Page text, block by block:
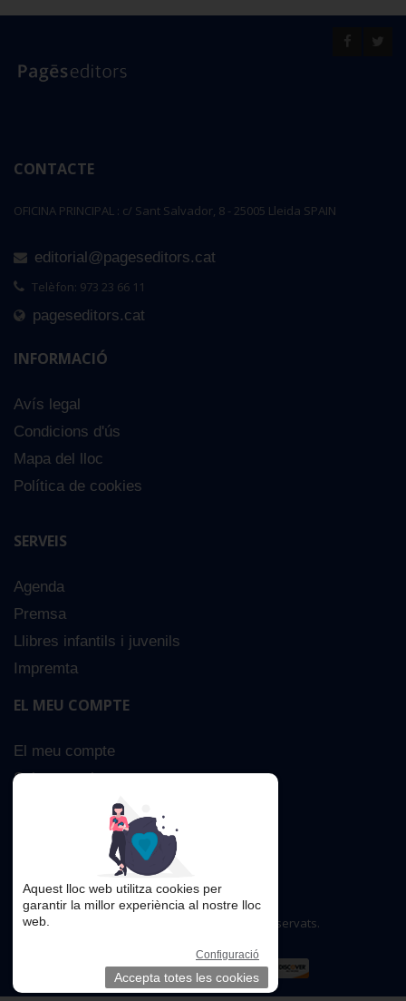
CONTACTE
OFICINA PRINCIPAL : c/ Sant Salvador, 8 - 25005 Lleida SPAIN
editorial@pageseditors.cat
Telèfon: 973 23 66 11
pageseditors.cat
INFORMACIÓ
Avís legal
Condicions d'ús
Mapa del lloc
Política de cookies
SERVEIS
Agenda
Premsa
Llibres infantils i juvenils
Impremta
EL MEU COMPTE
El meu compte
Sobre nosaltres
Cerca Avançada
Copyright © 2016. Tots els drets reservats.
Aquest lloc web utilitza cookies per
garantir la millor experiència al nostre lloc
web.
Configuració
Accepta totes les cookies